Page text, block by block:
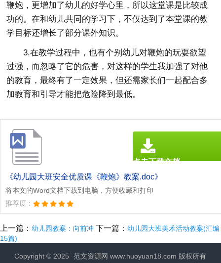
鞭炮，更增加了幼儿的好学心里，所以这堂课是比较成
功的。在和幼儿共同的学习下，不仅达到了本堂课的教
学目标还增长了部分课外知识。
3.在教学过程中，也有个别幼儿对鞭炮的玩耍欲望
过强，而忽略了它的危害，对这样的学生我加强了对他
的教育，最终有了一定效果，但还需家长们一起配合多
加教育和引导才能把危险降到最低。
《幼儿园大班安全优质课《鞭炮》教案.doc》
将本文的Word文档下载到电脑，方便收藏和打印
推荐度：
点击下载文档
文档为doc格式
上一篇： 幼儿园教案：向前冲 下一篇： 幼儿园大班美术活动教案(汇编
15篇)
Copyright © 2025 范文资源网 www.huoyuan18.com 版权所有